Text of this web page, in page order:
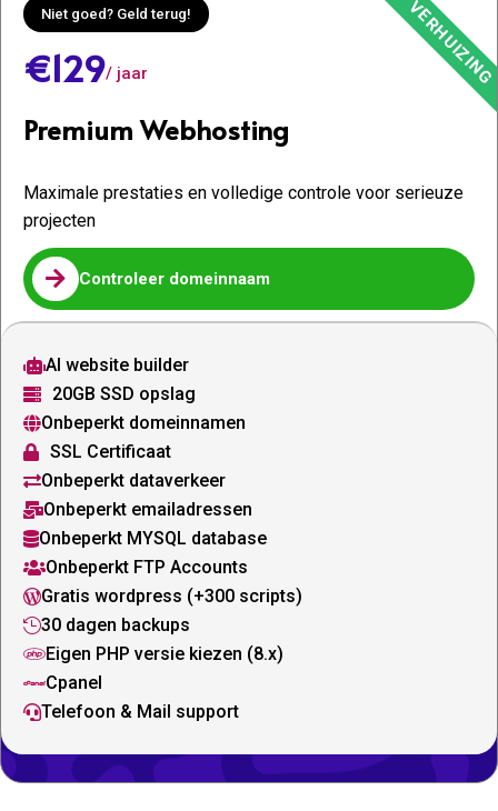
Niet goed? Geld terug!
€129/ jaar
Premium Webhosting
Maximale prestaties en volledige controle voor serieuze
projecten
 Controleer domeinnaam
AI website builder
 20GB SSD opslag
Onbeperkt domeinnamen
 SSL Certificaat
Onbeperkt dataverkeer
Onbeperkt emailadressen
Onbeperkt MYSQL database
Onbeperkt FTP Accounts
Gratis wordpress (+300 scripts)
30 dagen backups
Eigen PHP versie kiezen (8.x)
Cpanel
Telefoon & Mail support